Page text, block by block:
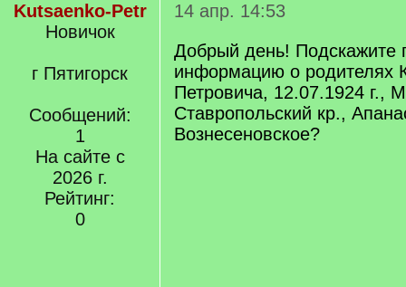
Kutsaenko-Petr
Новичок
г Пятигорск
Сообщений:
1
На сайте с
2026 г.
Рейтинг:
0
14 апр. 14:53
Добрый день! Подскажите
информацию о родителях
Петровича, 12.07.1924 г.,
Ставропольский кр.,
Вознесеновское?